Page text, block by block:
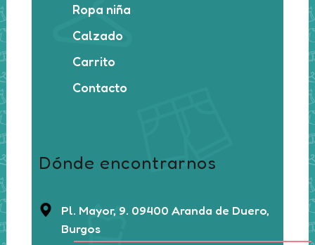
Ropa niña
Calzado
Carrito
Contacto
Dónde encontrarnos
Pl. Mayor, 9. 09400 Aranda de Duero,
Burgos